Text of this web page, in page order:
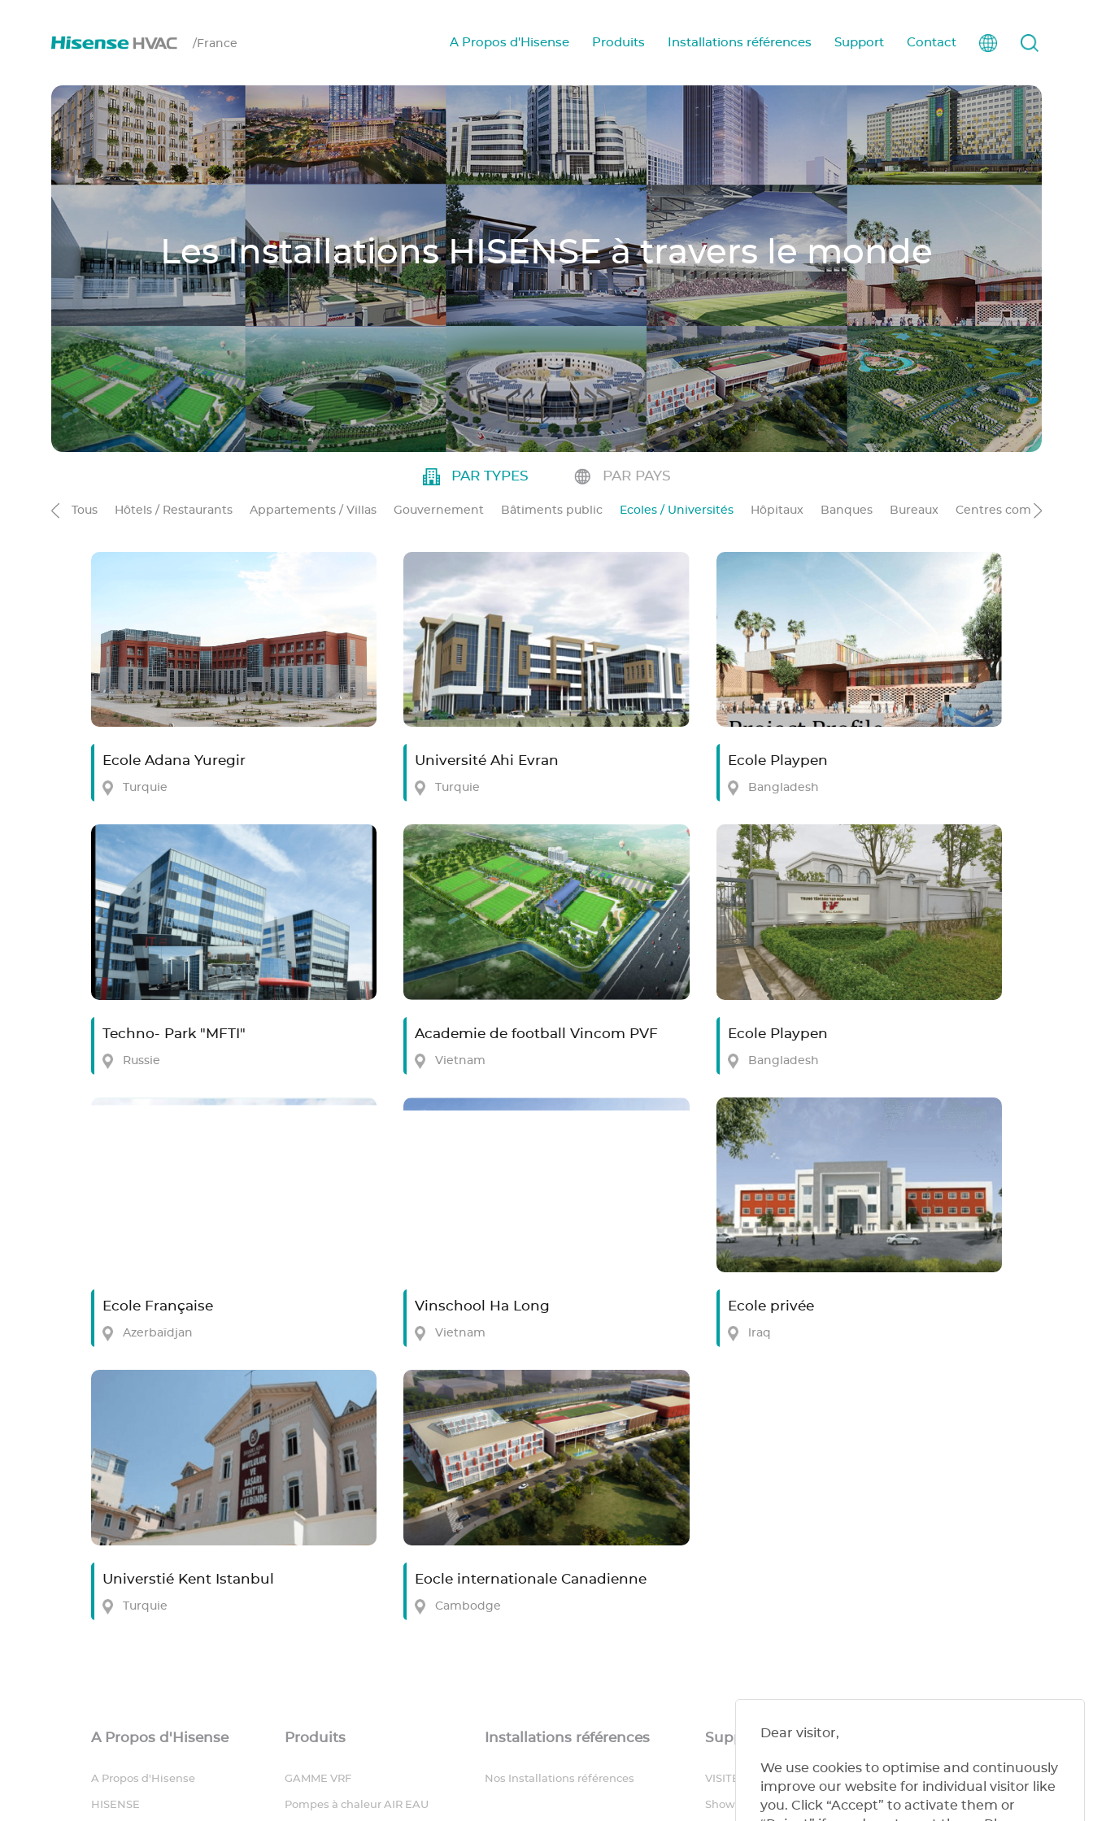
/France A Propos d'Hisense Produits Installations références Support Contact
Les Installations HISENSE à travers le monde
PAR TYPES PAR PAYS
Tous Hôtels / Restaurants Appartements / Villas Gouvernement Bâtiments public Ecoles / Universités Hôpitaux Banques Bureaux Centres commerciaux
Ecole Adana Yuregir
Turquie
Université Ahi Evran
Turquie
Ecole Playpen
Bangladesh
Techno- Park "MFTI"
Russie
Academie de football Vincom PVF
Vietnam
Ecole Playpen
Bangladesh
Ecole Française
Azerbaïdjan
Vinschool Ha Long
Vietnam
Ecole privée
lraq
Universtié Kent Istanbul
Turquie
Eocle internationale Canadienne
Cambodge
A Propos d'Hisense
A Propos d'Hisense
HISENSE
Produits
GAMME VRF
Pompes à chaleur AIR EAU
Installations références
Nos Installations références
Support
VISITE VIRTUELLE SMART CENTER
Showrooms HISENSE VRF
Dear visitor,​
We use cookies to optimise and continuously
improve our website for individual visitor like
you. Click “Accept” to activate them or